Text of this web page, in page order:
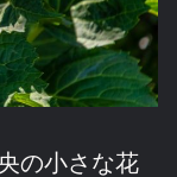
の小さな花